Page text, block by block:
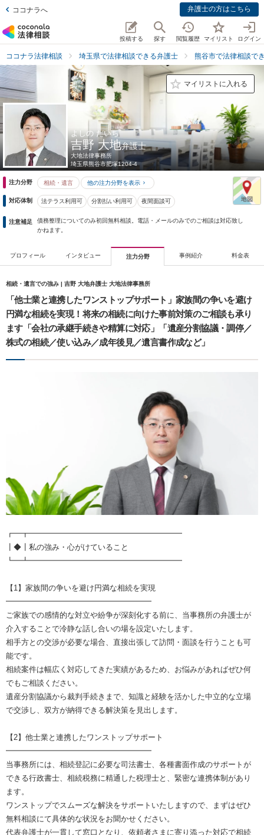
ココナラへ 弁護士の方はこちら
投稿する 探す 閲覧履歴 マイリスト ログイン
ココナラ法律相談 埼玉県で法律相談できる弁護士 熊谷市で法律相談で
マイリストに入れる
よしの だいち
吉野 大地弁護士
大地法律事務所
埼玉県熊谷市肥塚1204-4
注力分野 相続・遺言 他の注力分野を表示
対応体制 法テラス利用可 分割払い利用可 夜間面談可
注意補足
債務整理についてのみ初回無料相談。電話・メールのみでのご相談は対応致し
かねます。
プロフィール インタビュー 注力分野 事例紹介 料金表
相続・遺言での強み | 吉野 大地弁護士 大地法律事務所
「他士業と連携したワンストップサポート」家族間の争いを避け
円満な相続を実現！将来の相続に向けた事前対策のご相談も承り
ます「会社の承継手続きや精算に対応」「遺産分割協議・調停／
株式の相続／使い込み／成年後見／遺言書作成など」
┏━┳━━━━━━━━━━━━━━━━━━━━
┃◆┃私の強み・心がけていること
┗━┻━━━━━━━━━━━━━━━━━━━━
【1】家族間の争いを避け円満な相続を実現
━━━━━━━━━━━━━━━━━━━
ご家族での感情的な対立や紛争が深刻化する前に、当事務所の弁護士が
介入することで冷静な話し合いの場を設定いたします。
相手方との交渉が必要な場合、直接出張して訪問・面談を行うことも可
能です。
相続案件は幅広く対応してきた実績があるため、お悩みがあればぜひ何
でもご相談ください。
遺産分割協議から裁判手続きまで、知識と経験を活かした中立的な立場
で交渉し、双方が納得できる解決策を見出します。
【2】他士業と連携したワンストップサポート
━━━━━━━━━━━━━━━━━━━
当事務所には、相続登記に必要な司法書士、各種書面作成のサポートが
できる行政書士、相続税務に精通した税理士と、緊密な連携体制があり
ます。
ワンストップでスムーズな解決をサポートいたしますので、まずはぜひ
無料相談にて具体的な状況をお聞かせください。
代表弁護士が一貫して窓口となり、依頼者さまに寄り添った対応で相続